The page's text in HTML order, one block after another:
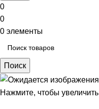
0
0
0 элементы
Поиск
Нажмите, чтобы увеличить